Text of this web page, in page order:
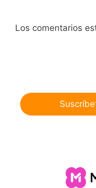
Los comentarios